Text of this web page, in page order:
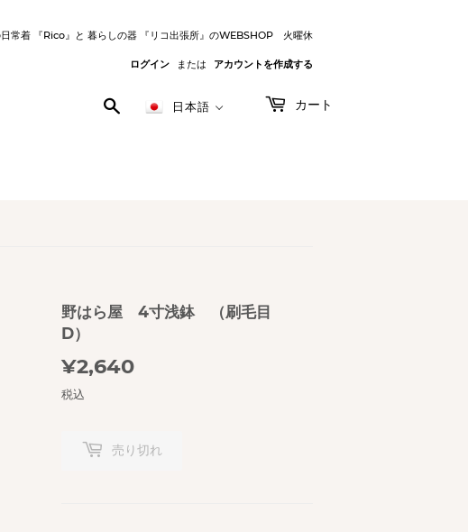
常着 『Rico』と 暮らしの器 『リコ出張所』のWEBSHOP 火曜休
ログイン または アカウントを作成する
日本語 カート
野はら屋 4寸浅鉢 （刷毛目
D）
¥2,640
税込
売り切れ